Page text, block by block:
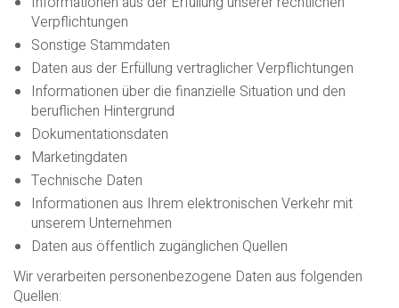
Verpflichtungen
Sonstige Stammdaten
Daten aus der Erfüllung vertraglicher Verpflichtungen
Informationen über die finanzielle Situation und den
beruflichen Hintergrund
Dokumentationsdaten
Marketingdaten
Technische Daten
Informationen aus Ihrem elektronischen Verkehr mit
unserem Unternehmen
Daten aus öffentlich zugänglichen Quellen
Wir verarbeiten personenbezogene Daten aus folgenden
Quellen: